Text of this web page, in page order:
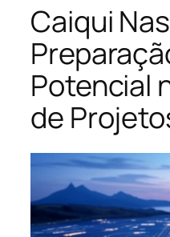
Caiqui
Potencial
de